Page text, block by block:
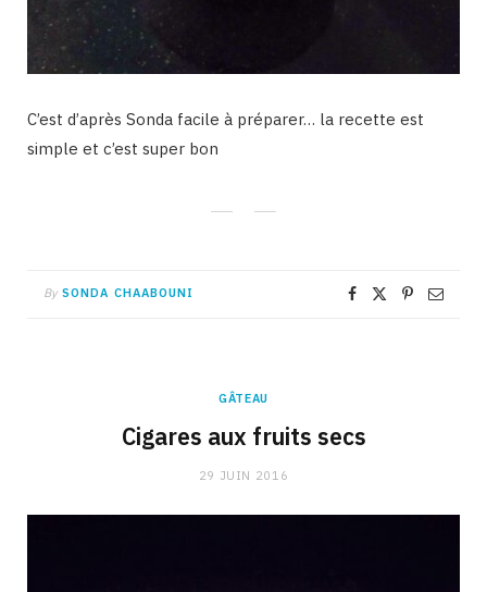
C’est d’après Sonda facile à préparer… la recette est
simple et c’est super bon
By SONDA CHAABOUNI
GÂTEAU
Cigares aux fruits secs
29 JUIN 2016